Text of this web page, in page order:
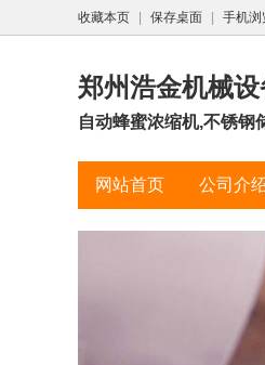
收藏本页 保存桌面 手机浏
郑州浩金机械设
自动蜂蜜浓缩机,不锈钢
网站首页 公司介